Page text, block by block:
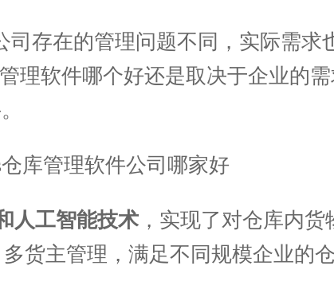
存在的管理问题不同，实际需求
理软件哪个好还是取决于企业的
人工智能技术 ，实现了对仓库内
货主管理，满足不同规模企业的